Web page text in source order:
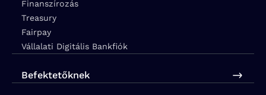
Finanszírozás
Treasury
Fairpay
Vállalati Digitális Bankfiók
Befektetőknek